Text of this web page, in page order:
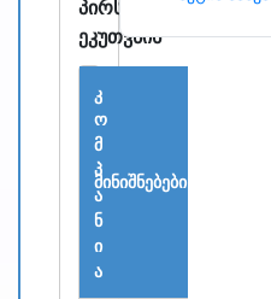
პირს
ეკუთვნის
კ
ო
მ
პ
ა
ნ
ი
ა
მინიშნებები